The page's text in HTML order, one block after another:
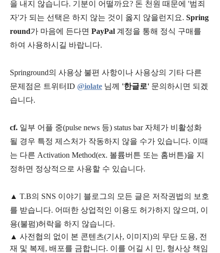
을 내지 않습니다. 기분이 어떨까요? 돈 천원 때문에 '범죄
자'가 되는 선택은 하지 않는 것이 옳지 않을런지요. Spring
round가 마음에 든다면 PayPal 계정을 통해 정식 구매를
하여 사용하시길 바랍니다.
Springround의 사용상 불편 사항이나 사용상의 기타 다른
문제점은 트위터ID @iolate 님께 '한글로' 문의하시면 되겠
습니다.
cf. 일부 어플 중(pulse news 등) status bar 자체가 비활성화
될 경우 특정 제스처가 작동하지 않을 수가 있습니다. 이때
는 다른 Activation Method(ex. 볼륨버튼 또는 홈버튼)을 지
정하면 정상적으로 사용할 수 있습니다.
▲ T.B의 SNS 이야기 블 로그의 모든 글은 저작권법의 보호
를 받습니다. 어떠한 상업적인 이용도 허가하지 않으며, 이
용(불펌)허락을 하지 않습니다.
▲ 사전협의 없이 본 콘텐츠(기사, 이미지)의 무단 도용, 전
재 및 복제, 배포를 금합니다. 이를 어길 시 민, 형사상 책임